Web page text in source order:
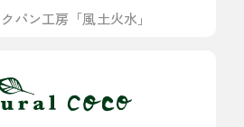
パン工房「風土火水」